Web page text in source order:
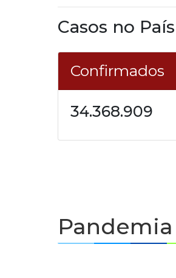
Casos no País
Confirmados
34.368.909
Pandemia